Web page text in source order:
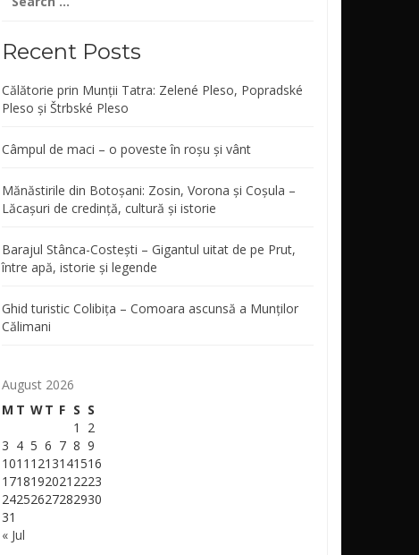
for:
Recent Posts
Călătorie prin Munții Tatra: Zelené Pleso, Popradské
Pleso și Štrbské Pleso
Câmpul de maci – o poveste în roșu și vânt
Mănăstirile din Botoșani: Zosin, Vorona și Coșula –
Lăcașuri de credință, cultură și istorie
Barajul Stânca-Costești – Gigantul uitat de pe Prut,
între apă, istorie și legende
Ghid turistic Colibița – Comoara ascunsă a Munților
Călimani
August 2026
M T WT F S S
« Jul
1
2
3 4 5 6 7 8 9
1011 1213141516
1718192021 2223
24252627282930
31